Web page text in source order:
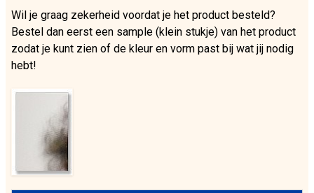
Wil je graag zekerheid voordat je het product besteld?
Bestel dan eerst een sample (klein stukje) van het product
zodat je kunt zien of de kleur en vorm past bij wat jij nodig
hebt!